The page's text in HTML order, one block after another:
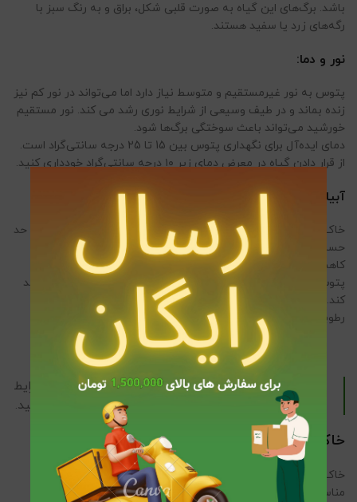
باشد. برگ‌های این گیاه به صورت قلبی شکل، براق و به رنگ سبز با
رگه‌های زرد یا سفید هستند.
نور و دما:
پتوس به نور غیرمستقیم و متوسط نیاز دارد اما می‌تواند در نور کم نیز
زنده بماند و در طیف وسیعی از شرایط نوری رشد می کند. نور مستقیم
خورشید می‌تواند باعث سوختگی برگ‌ها شود.
دمای ایده‌آل برای نگهداری پتوس بین 15 تا 25 درجه سانتی‌گراد است.
از قرار دادن گیاه در معرض دمای زیر ۱۰ درجه سانتی‌گراد خودداری کنید.
آبیاری و رطوبت:
خاک باید بین دو آبیاری کاملاً خشک شود. پتوس به آبیاری بیش از حد
حساس است. هفته‌ای ۱ تا ۲ بار آبیاری کنید. در زمستان، آبیاری را
کاهش دهید.
پتوس به رطوبت متوسط نیاز دارد اما می‌تواند در رطوبت کم نیز رشد
کند. در محیط‌های خشک، برگ‌ها را با آب اسپری کنید یا از دستگاه
رطوبت‌ساز استفاده کنید.
همچنین برای افزایش مقاومت گیاهان به بیماری‌ها و شرایط
محیطی نامساعد میتوانید از
هیومیک اسید استفاده کنید.
خاک:
خاک سبک با زهکشی عالی (ترکیب خاک گلدان، پرلیت و پیت ماس
مناسب است). از خاک‌های سنگین که آب را در خود نگه می‌دارند،